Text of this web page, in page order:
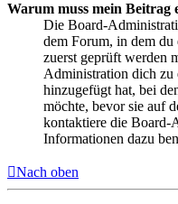
Warum muss mein Beitrag
Die Board-
dem Forum, in dem du
zuerst geprüft werden
Administration dich zu
hinzugefügt hat, bei
möchte, bevor sie auf
kontaktiere die Board-
Informationen dazu
Nach oben